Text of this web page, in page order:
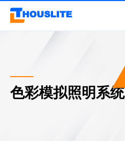
色彩模拟照明系统